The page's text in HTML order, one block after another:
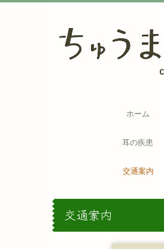
ホーム
耳の疾患
交通案内
交通案内